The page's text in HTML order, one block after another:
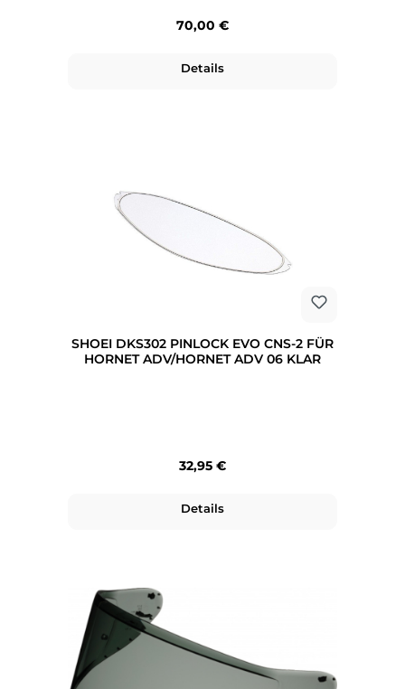
Regulärer Preis:
70,00 €
Details
SHOEI DKS302 PINLOCK EVO CNS-2 FÜR
HORNET ADV/HORNET ADV 06 KLAR
Regulärer Preis:
32,95 €
Details